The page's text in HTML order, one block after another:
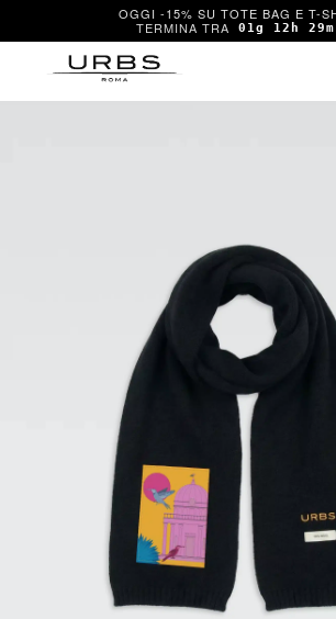
OGGI -15% SU TOTE BAG E T-
01g 12h